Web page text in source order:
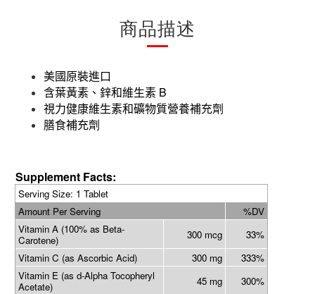
商品描述
美國原裝進口
含葉黃素、鋅和維生素 B
視力健康維生素和礦物質營養補充劑
膳食補充劑
Supplement Facts:
Serving Size: 1 Tablet
Amount Per Serving
%DV
Vitamin A (100% as Beta-
Carotene)
300 mcg
33%
Vitamin C (as Ascorbic Acid)
300 mg
333%
Vitamin E (as d-Alpha Tocopheryl
Acetate)
45 mg
300%